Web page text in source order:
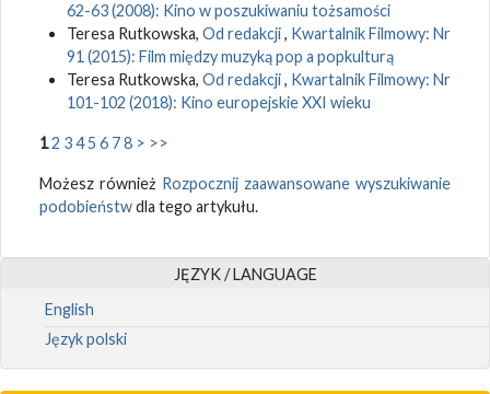
62-63 (2008): Kino w poszukiwaniu tożsamości
Teresa Rutkowska, Od redakcji, Kwartalnik Filmowy: Nr
91 (2015): Film między muzyką pop a popkulturą
Teresa Rutkowska, Od redakcji, Kwartalnik Filmowy: Nr
101-102 (2018): Kino europejskie XXI wieku
12 345 6 78 > >>
Możesz również Rozpocznij zaawansowane wyszukiwanie
podobieństwdla tego artykułu.
JĘZYK / LANGUAGE
English
Język polski